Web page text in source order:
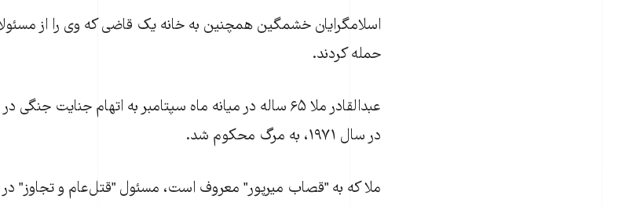
اسلامگرايان خشمگين همچنين به خانه يک قاضی که وی را از مسئولان
حمله کردند.
عبدالقادر ملا ۶۵ ساله در ميانه ماه سپتامبر به اتهام
در سال ۱۹۷۱، به مرگ محکوم شد.
ملا که به "قصاب ميرپور" معروف است، مسئول "قتل‌عام و تجاوز" در